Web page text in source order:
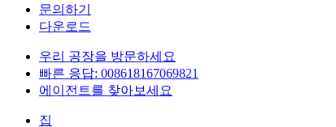
문의하기
다운로드
우리 공장을 방문하세요
빠른 응답: 008618167069821
에이전트를 찾아보세요
집